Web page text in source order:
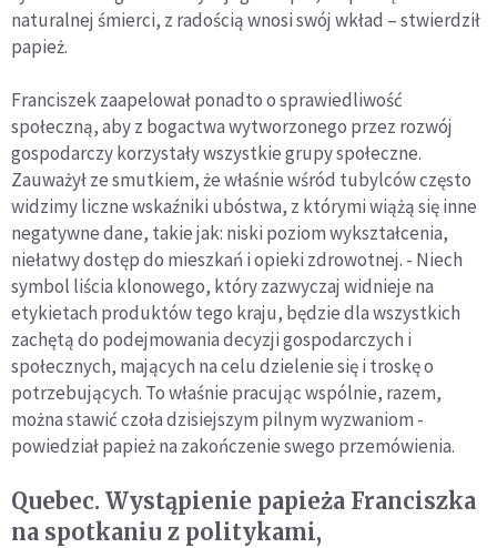
naturalnej śmierci, z radością wnosi swój wkład – stwierdził
papież.
Franciszek zaapelował ponadto o sprawiedliwość
społeczną, aby z bogactwa wytworzonego przez rozwój
gospodarczy korzystały wszystkie grupy społeczne.
Zauważył ze smutkiem, że właśnie wśród tubylców często
widzimy liczne wskaźniki ubóstwa, z którymi wiążą się inne
negatywne dane, takie jak: niski poziom wykształcenia,
niełatwy dostęp do mieszkań i opieki zdrowotnej. - Niech
symbol liścia klonowego, który zazwyczaj widnieje na
etykietach produktów tego kraju, będzie dla wszystkich
zachętą do podejmowania decyzji gospodarczych i
społecznych, mających na celu dzielenie się i troskę o
potrzebujących. To właśnie pracując wspólnie, razem,
można stawić czoła dzisiejszym pilnym wyzwaniom -
powiedział papież na zakończenie swego przemówienia.
Quebec. Wystąpienie papieża Franciszka
na spotkaniu z politykami,